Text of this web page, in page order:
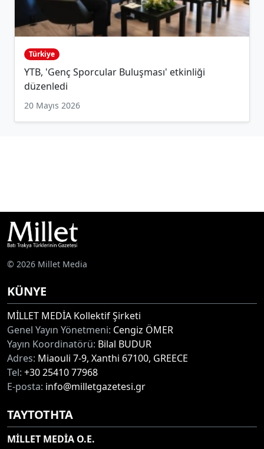
Türkiye
YTB, 'Genç Sporcular Buluşması' etkinliği
düzenledi
20 Mayıs 2026
© 2026 Millet Media
KÜNYE
MİLLET MEDİA Kollektif Şirketi
Genel Yayın Yönetmeni: Cengiz ÖMER
Yayın Koordinatörü: Bilal BUDUR
Adres: Miaouli 7-9, Xanthi 67100, GREECE
Tel: +30 25410 77968
E-posta: info@milletgazetesi.gr
ΤΑΥΤΟΤΗΤΑ
MİLLET MEDİA O.E.